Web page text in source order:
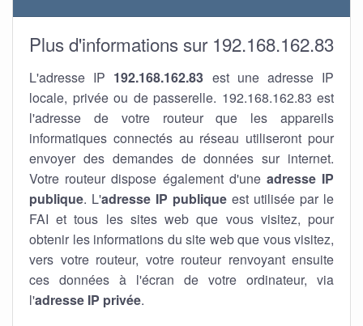
Plus d'informations sur 192.168.162.83
L'adresse IP 192.168.162.83 est une adresse IP
locale, privée ou de passerelle. 192.168.162.83 est
l'adresse de votre routeur que les appareils
informatiques connectés au réseau utiliseront pour
envoyer des demandes de données sur internet.
Votre routeur dispose également d'une adresse IP
publique. L'adresse IP publique est utilisée par le
FAI et tous les sites web que vous visitez, pour
obtenir les informations du site web que vous visitez,
vers votre routeur, votre routeur renvoyant ensuite
ces données à l'écran de votre ordinateur, via
l'adresse IP privée.